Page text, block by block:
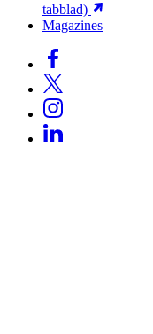
tabblad)
Magazines